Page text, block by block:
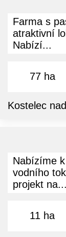
Farma s
atraktivní
Nabízí...
77 ha
Kostelec
Nabízíme
vodního
projekt na...
11 ha